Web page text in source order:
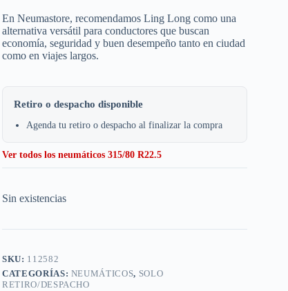
En Neumastore, recomendamos Ling Long como una
alternativa versátil para conductores que buscan
economía, seguridad y buen desempeño tanto en ciudad
como en viajes largos.
Retiro o despacho disponible
Agenda tu retiro o despacho al finalizar la compra
Ver todos los neumáticos 315/80 R22.5
Sin existencias
SKU: 112582
CATEGORÍAS: NEUMÁTICOS, SOLO
RETIRO/DESPACHO